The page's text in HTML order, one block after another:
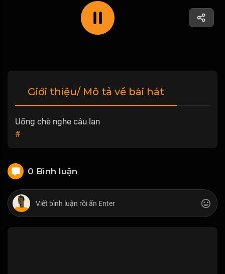
Giới thiệu/ Mô tả về bài hát
Uống chè nghe câu lan
#
0 Bình luận